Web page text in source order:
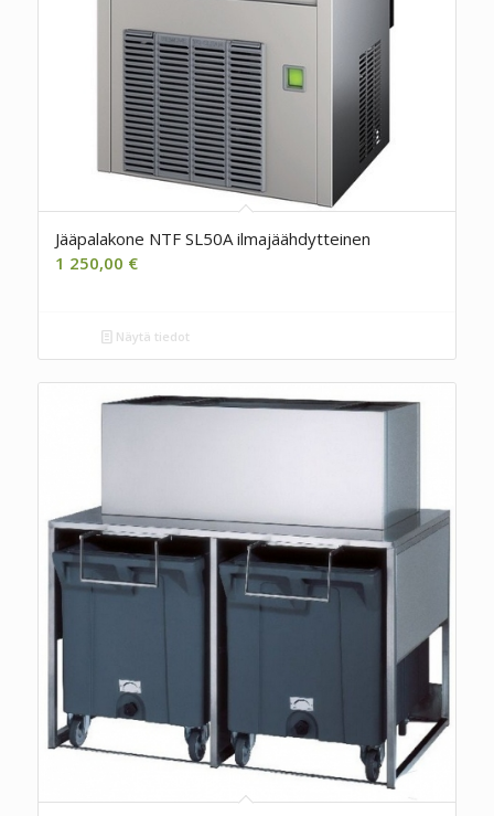
Jääpalakone NTF SL50A ilmajäähdytteinen
1 250,00 €
Näytä tiedot